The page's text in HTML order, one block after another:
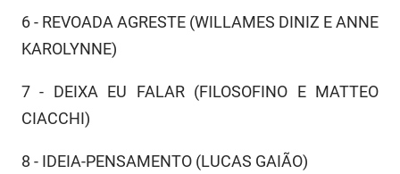
Rádio Tabajara
SUDEMA
SUPLAN
UEPB
6 - REVOADA AGRESTE (WILLAMES DINIZ E ANNE
KAROLYNNE)
7 - DEIXA EU FALAR (FILOSOFINO E MATTEO
CIACCHI)
8 - IDEIA-PENSAMENTO (LUCAS GAIÃO)